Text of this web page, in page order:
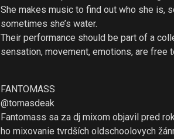
She makes music to find out who she is,
sometimes she’s water.
Their performance should be part of a
sensation, movement, emotions, are free
FANTOMASS
@tomasdeak
Fantomass sa za dj mixom objavil pred
ho mixovanie tvrdších oldschoolovych